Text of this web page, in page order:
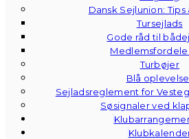
Dansk Sejlunion:
Tursejlads
Gode råd til
Medlemsfordele
Turbøjer
Blå
Sejladsreglement for
Søsignaler ved